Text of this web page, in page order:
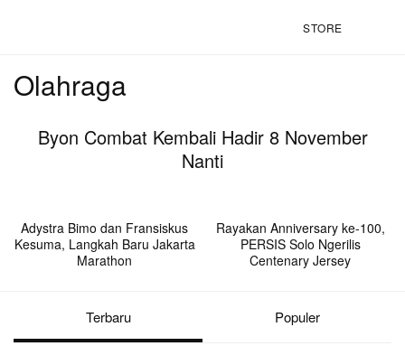
STORE
Olahraga
Byon Combat Kembali Hadir 8 November
Nanti
Adystra Bimo dan Fransiskus
Kesuma, Langkah Baru Jakarta
Marathon
Rayakan Anniversary ke-100,
PERSIS Solo Ngerilis
Centenary Jersey
Terbaru Populer